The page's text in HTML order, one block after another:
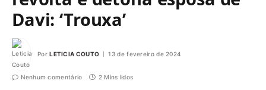
Davi: ‘Trouxa’
Por LETICIA COUTO 13 de fevereiro de 2024
Nenhum comentário 2 Mins lidos